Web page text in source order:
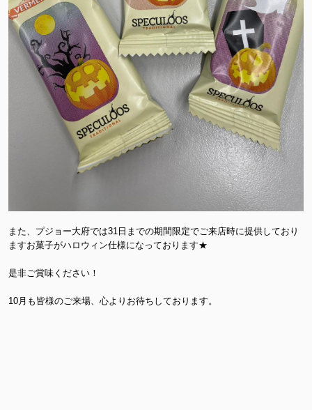
また、プジョー大府では31日までの期間限定でご来店時に提供しており
ますお菓子がハロウィン仕様になっております★
是非ご賞味ください！
10月も皆様のご来場、心よりお待ちしております。